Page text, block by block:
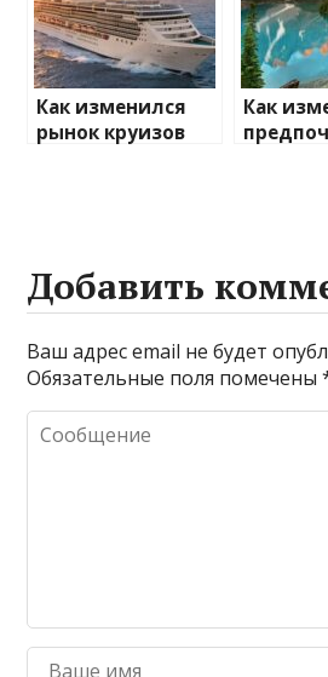
Как изменился
рынок круизов
Как
Добавить
Ваш адрес email не будет
Обязательные поля помечены